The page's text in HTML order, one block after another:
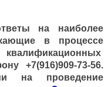
на наиболее
в процессе
+7(916)909-73-56.
на проведение